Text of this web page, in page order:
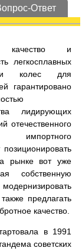
Ответ
качество и
легкосплавных
колес для
гарантировано
лидирующих
отечественного
рынке вот уже
собственную
предлагать
качество.
в 1991
советских